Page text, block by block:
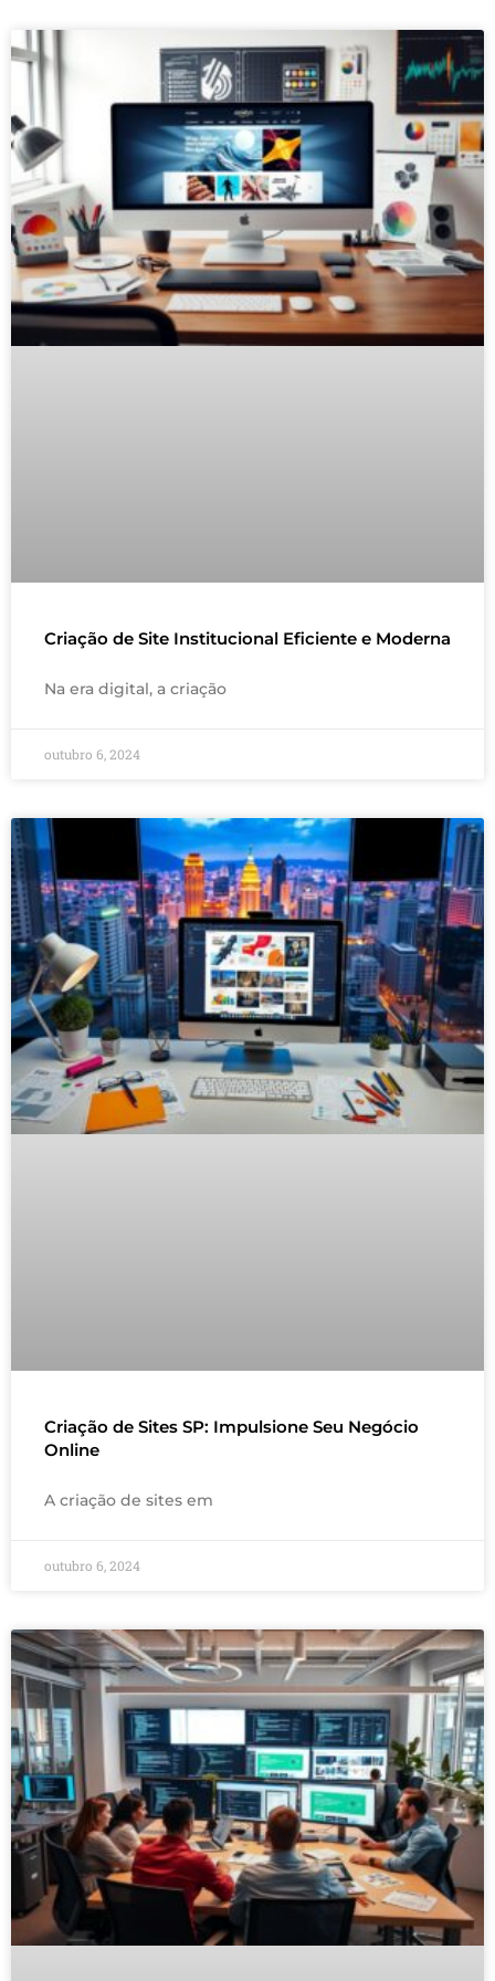
Criação de Site Institucional Eficiente e Moderna
Na era digital, a criação
outubro 6, 2024
Criação de Sites SP: Impulsione Seu Negócio
Online
A criação de sites em
outubro 6, 2024